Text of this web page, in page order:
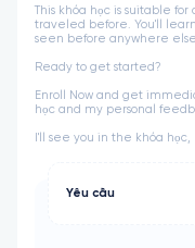
This khóa học is suitable
traveled before. You'll
seen before anywhere
Ready to get started?
Enroll Now and get
học and my personal
I'll see you in the khóa học,
Yêu cầu